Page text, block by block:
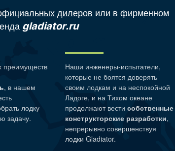
дилеров или в фирменном
gladiator.ru
преимуществ
, в нашем
лодку
задачу.
Наши инженеры-испытатели,
которые не боятся доверять
своим лодкам и на неспокойной
Ладоге, и на Тихом океане
продолжают вестисобственные
конструкторские разработки,
непрерывно совершенствуя
лодки Gladiator.